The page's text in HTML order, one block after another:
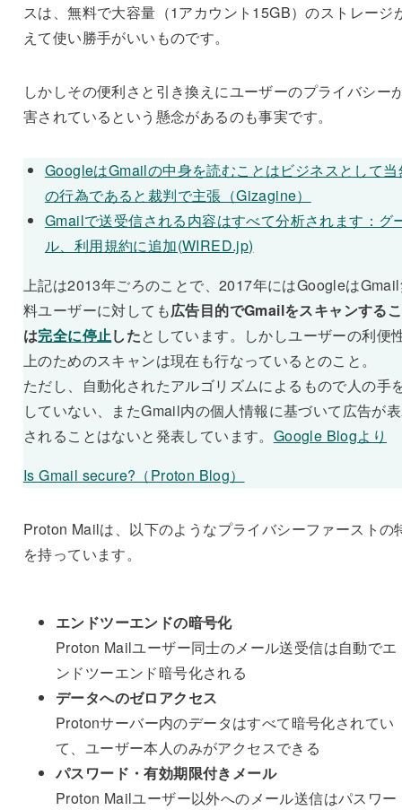
スは、無料で大容量（1アカウント15GB）のストレージ
えて使い勝手がいいものです。
しかしその便利さと引き換えにユーザーのプライバシー
害されているという懸念があるのも事実です。
GoogleはGmailの中身を読むことはビジネスとして当
の行為であると裁判で主張（Gizagine）
Gmailで送受信される内容はすべて分析されます：グ
ル、利用規約に追加(WIRED.jp)
上記は2013年ごろのことで、2017年にはGoogleは
料ユーザーに対しても広告目的でGmailをスキャンする
は完全に停止したとしています。しかしユーザーの利便
上のためのスキャンは現在も行なっているとのこと。
ただし、自動化されたアルゴリズムによるもので人の手
していない、またGmail内の個人情報に基づいて広告が
されることはないと発表しています。 Google Blogより
Is Gmail secure?（Proton Blog）
Proton Mailは、以下のようなプライバシーファーストの
を持っています。
エンドツーエンドの暗号化
Proton Mailユーザー同士のメール送受信は自動でエ
ンドツーエンド暗号化される
データへのゼロアクセス
Protonサーバー内のデータはすべて暗号化されてい
て、ユーザー本人のみがアクセスできる
パスワード・有効期限付きメール
Proton Mailユーザー以外へのメール送信はパスワー